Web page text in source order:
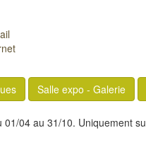
Salle expo - Galerie
01/04 au 31/10. Uniquement